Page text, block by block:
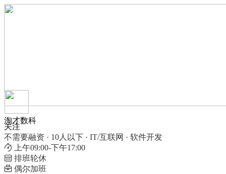
淘才数科
关注
不需要融资 · 10人以下 · IT/互联网 · 软件开发
上午09:00-下午17:00
排班轮休
偶尔加班